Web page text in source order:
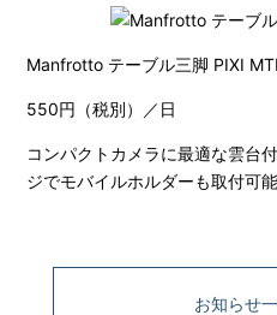
Manfrotto テーブル三脚 PIXI
550円（税別）／日
コンパクトカメラに最適な雲
ジでモバイルホルダーも取付
お知らせ